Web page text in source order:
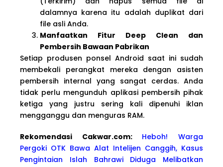
dalamnya karena itu adalah duplikat dari
file asli Anda.
Manfaatkan Fitur Deep Clean dan
Pembersih Bawaan Pabrikan
Setiap produsen ponsel Android saat ini sudah
membekali perangkat mereka dengan asisten
pembersih internal yang sangat cerdas. Anda
tidak perlu mengunduh aplikasi pembersih pihak
ketiga yang justru sering kali dipenuhi iklan
mengganggu dan menguras RAM.
Rekomendasi Cakwar.com: Heboh! Warga
Pergoki OTK Bawa Alat Intelijen Canggih, Kasus
Pengintaian Islah Bahrawi Diduga Melibatkan